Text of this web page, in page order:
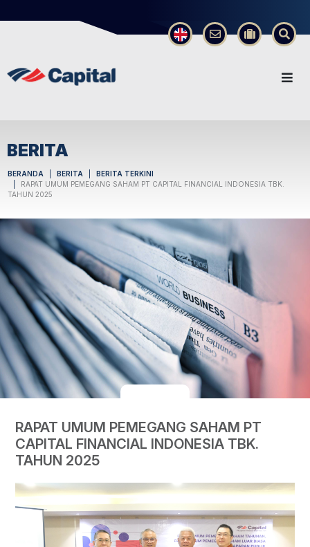
×
BERITA
BERANDA BERITA
BERITA TERKINI
RAPAT UMUM PEMEGANG SAHAM PT CAPITAL FINANCIAL INDONESIA TBK.
TAHUN 2025
RAPAT UMUM PEMEGANG SAHAM PT
CAPITAL FINANCIAL INDONESIA TBK.
TAHUN 2025